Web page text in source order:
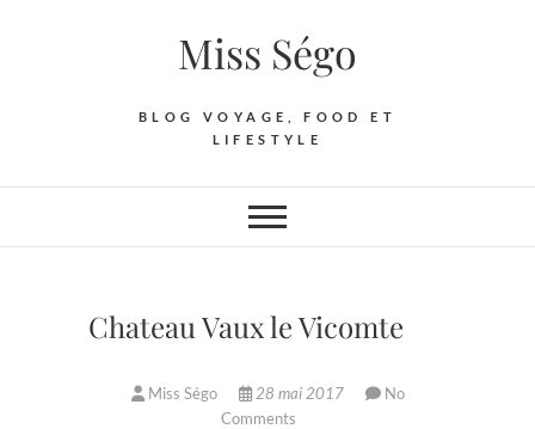
Miss Ségo
BLOG VOYAGE, FOOD ET
LIFESTYLE
Chateau Vaux le Vicomte
Miss Ségo 28 mai 2017
No
Comments